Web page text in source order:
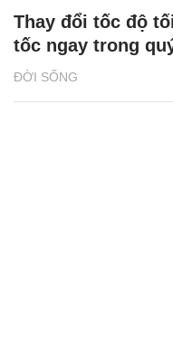
ĐỜI SỐNG
Thay đổi tốc độ
tốc ngay trong